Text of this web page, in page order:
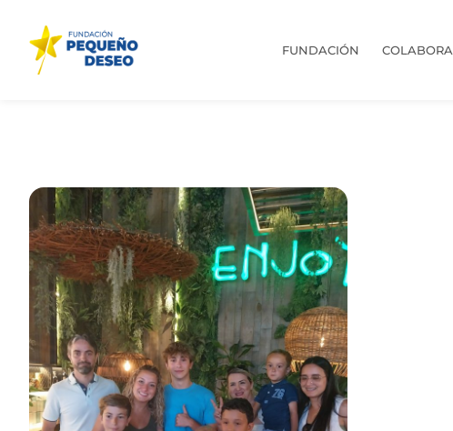
FUNDACIÓN COLABORA